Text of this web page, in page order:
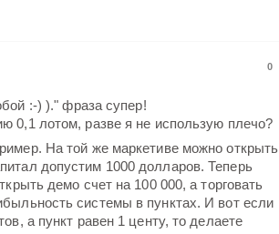
0
:-) )." фраза супер!
0,1 лотом, разве я не использую плечо?
На той же маркетиве можно открыть
допустим 1000 долларов. Теперь
демо счет на 100 000, а торговать
системы в пунктах. И вот если
а пункт равен 1 центу, то делаете